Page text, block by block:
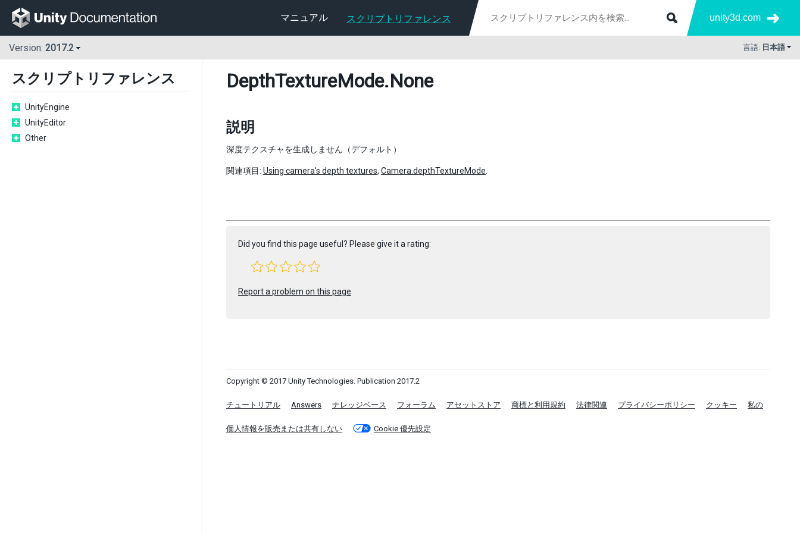
マニュアル スクリプトリファレンス unity3d.com
Version: 2017.2 言語: 日本語
スクリプトリファレンス
UnityEngine
UnityEditor
Other
DepthTextureMode.None
説明
深度テクスチャを生成しません（デフォルト）
関連項目: Using camera's depth textures, Camera.depthTextureMode
Did you find this page useful? Please give it a rating:
Report a problem on this page
Copyright © 2017 Unity Technologies. Publication 2017.2
チュートリアル Answers ナレッジベース フォーラム アセットストア 商標と利用規約 法律関連 プライバシーポリシー クッキー 私の
個人情報を販売または共有しない Cookie 優先設定